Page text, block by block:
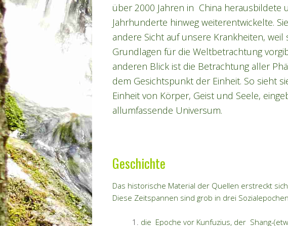
über 2000 Jahren in China herausbildete
Jahrhunderte hinweg weiterentwickelte.
andere Sicht auf unsere Krankheiten, weil
Grundlagen für die Weltbetrachtung
anderen Blick ist die Betrachtung aller
dem Gesichtspunkt der Einheit. So sieht
Einheit von Körper, Geist und Seele,
allumfassende Universum.
Geschichte
Das historische Material der Quellen erstreckt
Diese Zeitspannen sind grob in drei
die Epoche vor Kunfuzius, der Shang-